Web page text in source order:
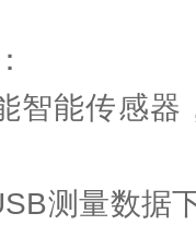
能传感器
测量数据下